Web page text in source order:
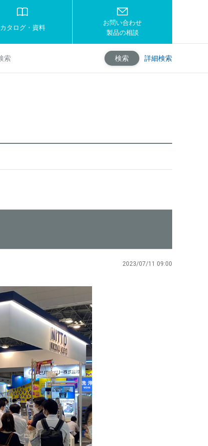
カタログ・資料
お問い合わせ
製品の相談
検索 詳細検索
2023/07/11 09:00